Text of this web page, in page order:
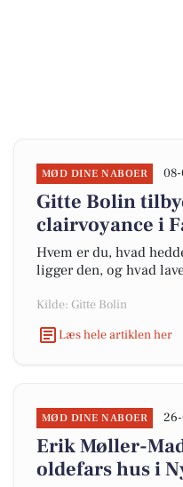
MØD DINE NABOER
Gitte Bolin
clairvoyance i
Hvem er du, hvad
ligger den, og hvad
Kilde: Gitte Bolin
Læs hele artiklen her
MØD DINE NABOER
Erik Møller-
oldefars hus i